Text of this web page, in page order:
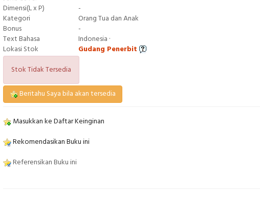
Dimensi(L x P)
-
Kategori
Orang Tua dan Anak
Bonus
-
Text Bahasa
Indonesia ·
Lokasi Stok
Gudang Penerbit
Stok Tidak Tersedia
Beritahu Saya bila akan tersedia
Masukkan ke Daftar Keinginan
Rekomendasikan Buku ini
Referensikan Buku ini